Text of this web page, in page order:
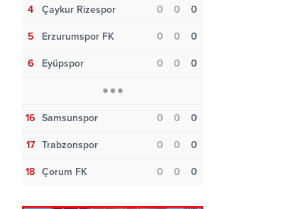
4 Çaykur Rizespor 0 0 0
5 Erzurumspor FK 0 0 0
6 Eyüpspor 0 0 0
16 Samsunspor 0 0 0
17 Trabzonspor 0 0 0
18 Çorum FK 0 0 0